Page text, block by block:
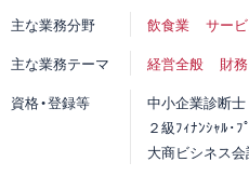
主な業務分野 飲食業 サー
主な業務テーマ
経営全般 財務
資格・登録等
中小企業診断士
２級ﾌｨﾅﾝｼｬﾙ･
大商ビシネス